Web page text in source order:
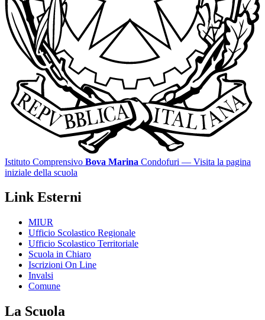
Istituto Comprensivo Bova Marina Condofuri — Visita la pagina
iniziale della scuola
Link Esterni
MIUR
Ufficio Scolastico Regionale
Ufficio Scolastico Territoriale
Scuola in Chiaro
Iscrizioni On Line
Invalsi
Comune
La Scuola